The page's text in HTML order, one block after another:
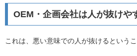
OEM・企画会社は人が抜けや
これは、悪い意味での人が抜けるという